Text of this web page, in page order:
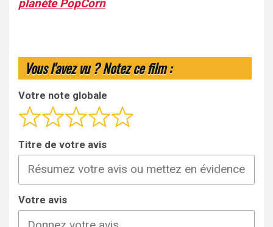
planète PopCorn
Vous l'avez vu ? Notez ce film :
Votre note globale
Titre de votre avis
Votre avis